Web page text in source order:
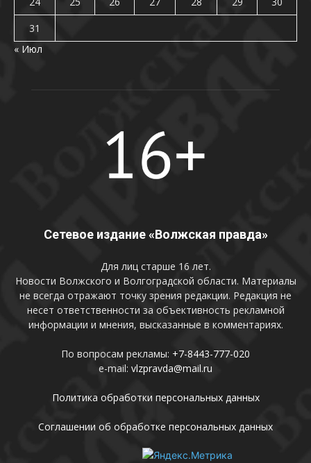
31
« Июл
Сетевое издание «Волжская правда»
Для лиц старше 16 лет.
Новости Волжского и Волгоградской области. Материалы
не всегда отражают точку зрения редакции. Редакция не
несет ответственности за объективность рекламной
информации и мнения, высказанные в комментариях.
По вопросам рекламы: +7-8443-777-020
e-mail: vlzpravda@mail.ru
Политика обработки персональных данных
Соглашении об обработке персональных данных